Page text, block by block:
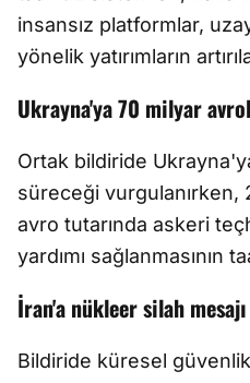
insansız platformlar,
yönelik yatırımların
Ukrayna'ya 70 milyar
Ortak bildiride
süreceği vurgulanırken,
avro tutarında askeri
yardımı sağlanmasının
İran'a nükleer silah mesajı
Bildiride küresel güvenlik